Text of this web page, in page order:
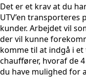
Det er et krav at du
UTV’en
kunder. Arbejdet vil
der vil kunne
komme til at indgå i
chauffører, hvoraf de
du have mulighed for